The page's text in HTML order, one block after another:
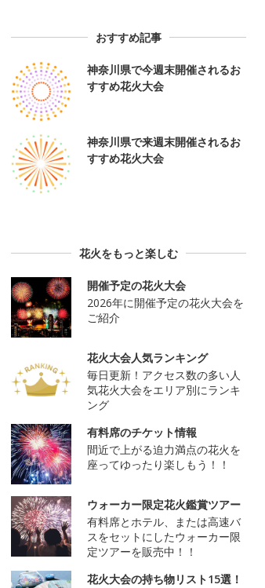
おすすめ記事
神奈川県で今週末開催されるお
すすめ花火大会
神奈川県で来週末開催されるお
すすめ花火大会
花火をもっと楽しむ
開催予定の花火大会
2026年に開催予定の花火大会を
ご紹介
花火大会人気ランキング
毎日更新！アクセス数の多い人
気花火大会をエリア別にランキ
ング
有料席のチケット情報
間近で上がる迫力満点の花火を
座ってゆったり楽しもう！！
ウォーカー限定花火鑑賞ツアー
有料席とホテル、または高速バ
スをセットにしたウォーカー限
定ツアーを販売中！！
花火大会の持ち物リスト15選！